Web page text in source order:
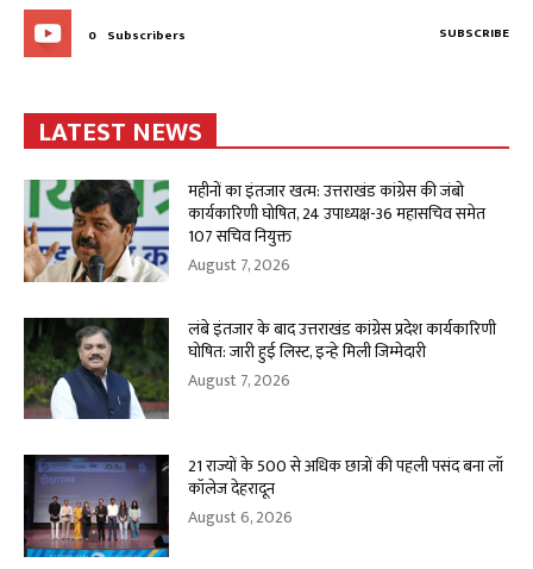
0 Subscribers SUBSCRIBE
LATEST NEWS
महीनों का इंतजार खत्म: उत्तराखंड कांग्रेस की जंबो
कार्यकारिणी घोषित, 24 उपाध्यक्ष-36 महासचिव समेत
107 सचिव नियुक्त
August 7, 2026
लंबे इंतजार के बाद उत्तराखंड कांग्रेस प्रदेश कार्यकारिणी
घोषित: जारी हुई लिस्ट, इन्हे मिली जिम्मेदारी
August 7, 2026
21 राज्यों के 500 से अधिक छात्रों की पहली पसंद बना लॉ
कॉलेज देहरादून
August 6, 2026